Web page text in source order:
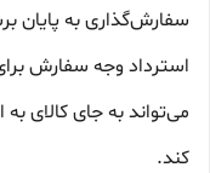
سفارش‌‏گذاری به پایان
استرداد وجه سفارش
می‏‌تواند به جای کالای
کند.